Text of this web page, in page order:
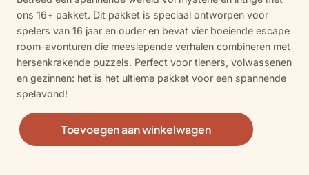
d4.71op
5
gebaseerd
op
klantbeoord
elingen
ons 16+ pakket. Dit pakket is speciaal ontworpen voor
spelers van 16 jaar en ouder en bevat vier boeiende escape
room-avonturen die meeslepende verhalen combineren met
hersenkrakende puzzels. Perfect voor tieners, volwassenen
en gezinnen: het is het ultieme pakket voor een spannende
spelavond!
6
Toevoegen aan winkelwagen